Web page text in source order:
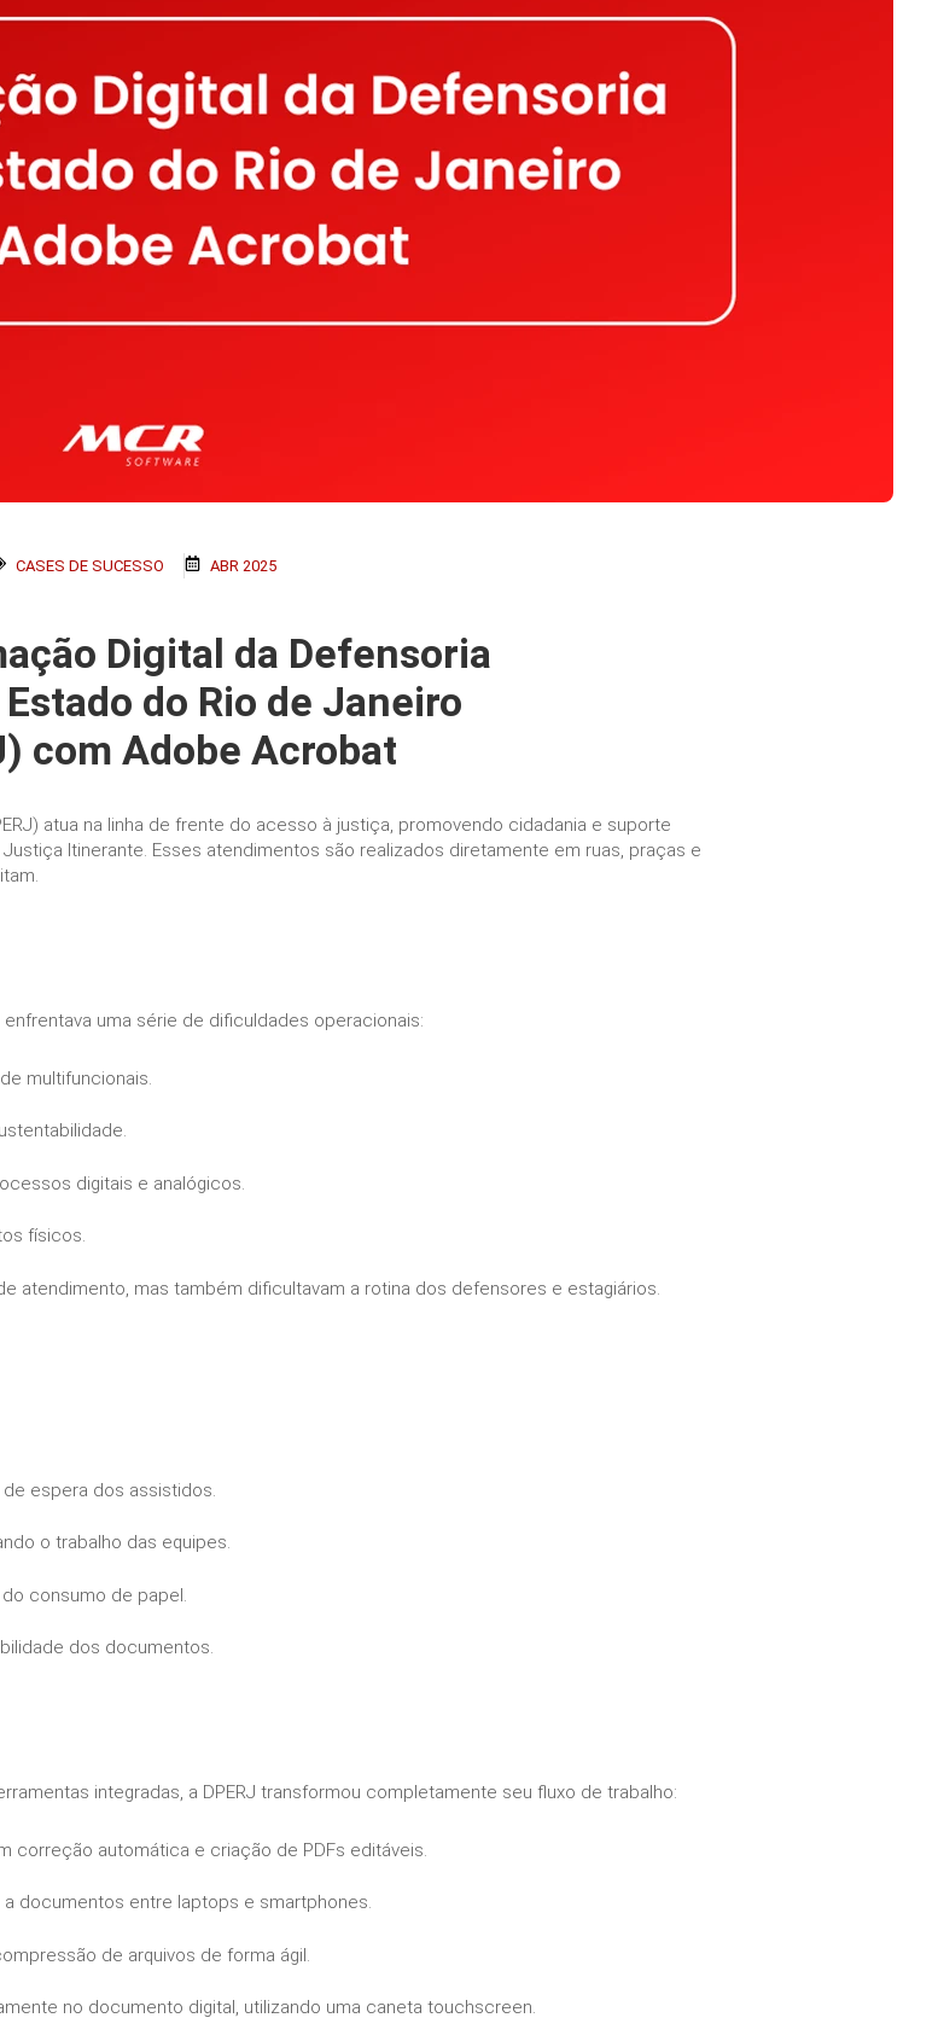
CASES DE SUCESSO ABR 2025
Digital da Defensoria
do Rio de Janeiro
com Adobe Acrobat
atua na linha de frente do acesso à justiça, promovendo cidadania e suporte
Itinerante. Esses atendimentos são realizados diretamente em ruas, praças e
uma série de dificuldades operacionais:
multifuncionais.
digitais e analógicos.
físicos.
atendimento, mas também dificultavam a rotina dos defensores e estagiários.
espera dos assistidos.
o trabalho das equipes.
consumo de papel.
dos documentos.
integradas, a DPERJ transformou completamente seu fluxo de trabalho:
correção automática e criação de PDFs editáveis.
documentos entre laptops e smartphones.
de arquivos de forma ágil.
no documento digital, utilizando uma caneta touchscreen.